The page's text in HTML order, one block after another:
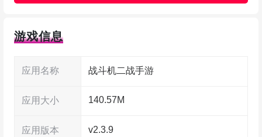
奏才行，容易上头。
游戏特色
1、欧美风格的空战主题，天空是你的舞台，
各种型号的战机任你挑选驾驶。
游戏信息
应用名称 战斗机二战手游
应用大小 140.57M
应用版本 v2.3.9